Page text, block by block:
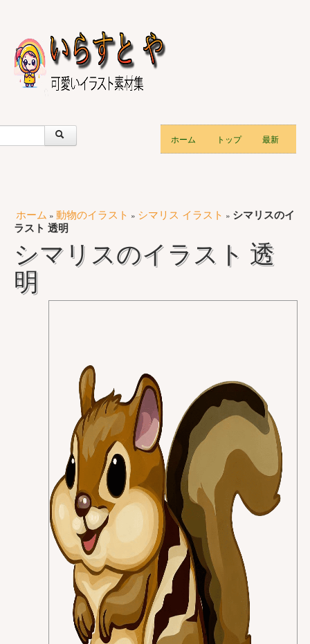
ホーム トップ 最新
ホーム » 動物のイラスト » シマリス イラスト » シマリスのイ
ラスト 透明
シマリスのイラスト 透
明